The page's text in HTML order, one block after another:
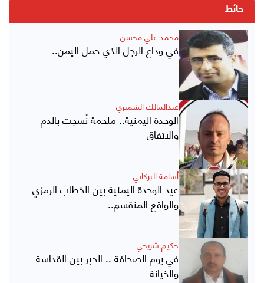
حائط
محمد علي محسن
في وداع الرجل الذي حمل اليمن..
عبدالمالك الشميري
الوحدة اليمنية.. ملحمة نُسجت بالدم
والاتفاق
أسامة البركاني
عيد الوحدة اليمنية بين الخطاب الرمزي
والواقع المنقسم..
حكيم شريحي
في يوم الصحافة .. الحبر بين القداسة
والخيانة